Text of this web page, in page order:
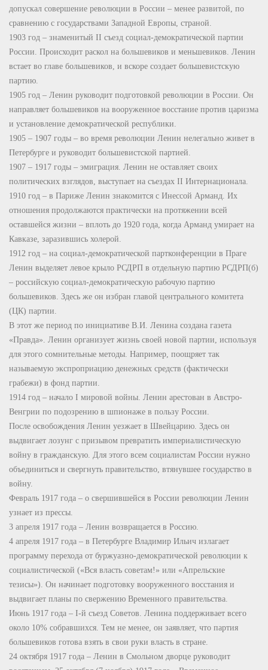
допускал совершение революции в России – менее развитой, по
сравнению с государствами Западной Европы, страной.
1903 год – знаменитый II съезд социал-демократической партии
России. Происходит раскол на большевиков и меньшевиков. Ленин
встает во главе большевиков, и вскоре создает большевистскую
партию.
1905 год – Ленин руководит подготовкой революции в России. Он
направляет большевиков на вооруженное восстание против царизма
и установление демократической республики.
1905 – 1907 годы – во время революции Ленин нелегально живет в
Петербурге и руководит большевистской партией.
1907 – 1917 годы – эмиграция. Ленин не оставляет своих
политических взглядов, выступает на съездах II Интернационала.
1910 год – в Париже Ленин знакомится с Инессой Арманд. Их
отношения продолжаются практически на протяжении всей
оставшейся жизни – вплоть до 1920 года, когда Арманд умирает на
Кавказе, заразившись холерой.
1912 год – на социал-демократической партконференции в Праге
Ленин выделяет левое крыло РСДРП в отдельную партию РСДРП(б)
– российскую социал-демократическую рабочую партию
большевиков. Здесь же он избран главой центрального комитета
(ЦК) партии.
В этот же период по инициативе В.И. Ленина создана газета
«Правда». Ленин организует жизнь своей новой партии, используя
для этого сомнительные методы. Например, поощряет так
называемую экспроприацию денежных средств (фактически
грабежи) в фонд партии.
1914 год – начало I мировой войны. Ленин арестован в Австро-
Венгрии по подозрению в шпионаже в пользу России.
После освобождения Ленин уезжает в Швейцарию. Здесь он
выдвигает лозунг с призывом превратить империалистическую
войну в гражданскую. Для этого всем социалистам России нужно
объединиться и свергнуть правительство, втянувшее государство в
войну.
Февраль 1917 года – о свершившейся в России революции Ленин
узнает из прессы.
3 апреля 1917 года – Ленин возвращается в Россию.
4 апреля 1917 года – в Петербурге Владимир Ильич излагает
программу перехода от буржуазно-демократической революции к
социалистической («Вся власть советам!» или «Апрельские
тезисы»). Он начинает подготовку вооруженного восстания и
выдвигает планы по свержению Временного правительства.
Июнь 1917 года – I-й съезд Советов. Ленина поддерживает всего
около 10% собравшихся. Тем не менее, он заявляет, что партия
большевиков готова взять в свои руки власть в стране.
24 октября 1917 года – Ленин в Смольном дворце руководит